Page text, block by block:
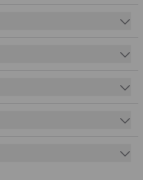
Schlauch und Zubehör